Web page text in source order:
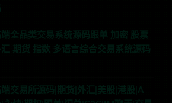
端全品类交易系统源码跟单 加密 股票
汇 期货 指数 多语言综合交易系统源码
端交易所源码|期货|外汇|美股|港股|A